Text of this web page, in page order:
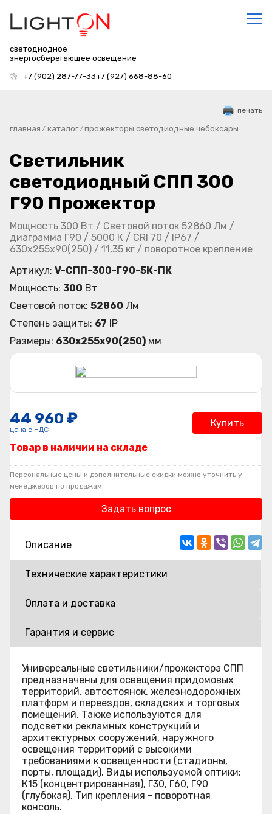
светодиодное
энергосберегающее освещение
+7 (902) 287-77-33+7 (927) 668-88-60
печать
главная / каталог /прожекторы светодиодные чебоксары
Светильник
светодиодный СПП 300
Г90 Прожектор
Мощность 300 Вт / Световой поток 52860 Лм /
диаграмма Г90 / 5000 К / CRI 70 / IP67 /
630х255х90(250) / 11,35 кг / поворотное крепление
Артикул: V-СПП-300-Г90-5К-ПК
Мощность: 300 Вт
Световой поток: 52860 Лм
Степень защиты: 67 IP
Размеры: 630х255х90(250) мм
Купить
44 960 ₽
цена с НДС
Товар в наличии на складе
Персональные цены и дополнительные скидки можно уточнить у
менеджеров по продажам.
Задать вопрос
Описание
Технические характеристики
Оплата и доставка
Гарантия и сервис
Универсальные светильники/прожектора СПП
предназначены для освещения придомовых
территорий, автостоянок, железнодорожных
платформ и переездов, складских и торговых
помещений. Также используются для
подсветки рекламных конструкций и
архитектурных сооружений, наружного
освещения территорий с высокими
требованиями к освещенности (стадионы,
порты, площади). Виды используемой оптики:
К15 (концентрированная), Г30, Г60, Г90
(глубокая). Тип крепления - поворотная
консоль.